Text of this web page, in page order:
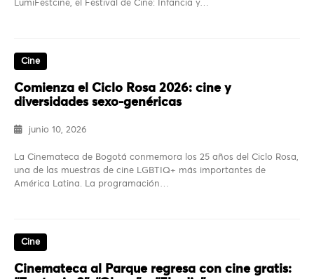
LumiFestcine, el Festival de Cine: Infancia y…
Cine
Comienza el Ciclo Rosa 2026: cine y
diversidades sexo-genéricas
junio 10, 2026
La Cinemateca de Bogotá conmemora los 25 años del Ciclo Rosa,
una de las muestras de cine LGBTIQ+ más importantes de
América Latina. La programación…
Cine
Cinemateca al Parque regresa con cine gratis: